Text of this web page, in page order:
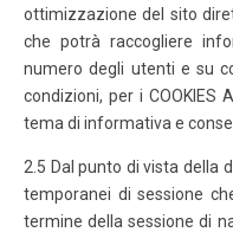
ottimizzazione del sito
che potrà raccogliere
numero degli utenti e su
condizioni, per i COOKIES
tema di informativa e
2.5 Dal punto di vista della
temporanei di sessione
termine della sessione di